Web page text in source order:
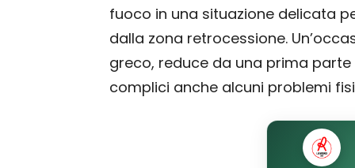
fuoco in una situazione delicata
dalla zona retrocessione.
greco, reduce da una prima
complici anche alcuni problemi